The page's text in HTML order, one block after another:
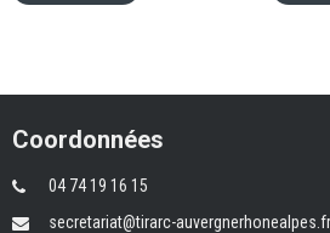
Coordonnées
04 74 19 16 15
secretariat@tirarc-auvergnerhonealpes.fr